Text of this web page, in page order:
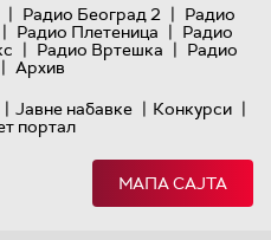
| Радио Београд 2 | Радио
| Радио Плетеница | Радио
| Радио Вртешка | Радио
| Архив
| Јавне набавке | Конкурси |
портал
МАПА САЈТА